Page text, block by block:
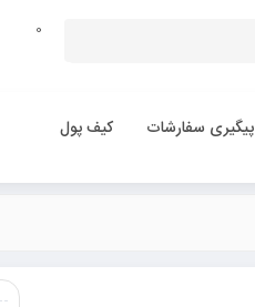
0
پیگیری سفارشات کیف پول